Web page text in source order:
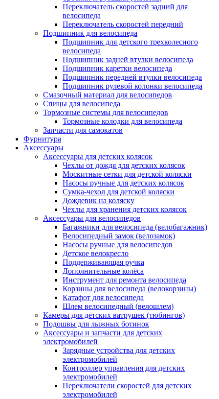
Переключатель скоростей задний для
велосипеда
Переключатель скоростей передний
Подшипник для велосипеда
Подшипник для детского трехколесного
велосипеда
Подшипник задней втулки велосипеда
Подшипник каретки велосипеда
Подшипник передней втулки велосипеда
Подшипник рулевой колонки велосипеда
Смазочный материал для велосипедов
Спицы для велосипеда
Тормозные системы для велосипедов
Тормозные колодки для велосипеда
Запчасти для самокатов
Фурнитура
Аксессуары
Аксессуары для детских колясок
Чехлы от дождя для детских колясок
Москитные сетки для детской коляски
Насосы ручные для детских колясок
Сумка-чехол для детской коляски
Дождевик на коляску
Чехлы для хранения детских колясок
Аксессуары для велосипедов
Багажники для велосипеда (велобагажник)
Велосипедный замок (велозамок)
Насосы ручные для велосипедов
Детское велокресло
Поддерживающая ручка
Дополнительные колёса
Инструмент для ремонта велосипеда
Корзины для велосипеда (велокорзины)
Катафот для велосипеда
Шлем велосипедный (велошлем)
Камеры для детских ватрушек (тюбингов)
Подошвы для лыжных ботинок
Аксессуары и запчасти для детских
электромобилей
Зарядные устройства для детских
электромобилей
Контроллер управления для детских
электромобилей
Переключатели скоростей для детских
электромобилей